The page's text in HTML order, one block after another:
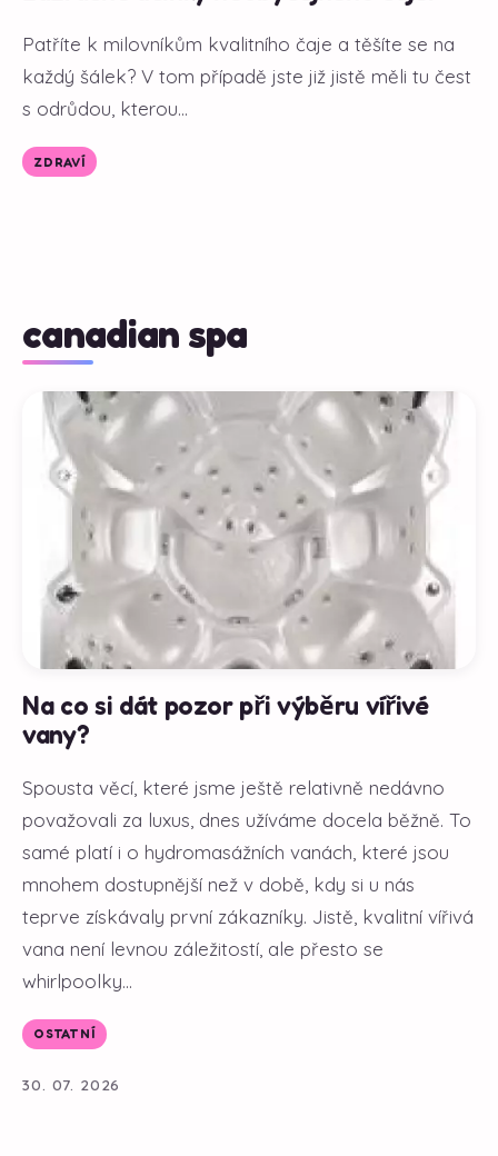
Patříte k milovníkům kvalitního čaje a těšíte se na
každý šálek? V tom případě jste již jistě měli tu čest
s odrůdou, kterou...
ZDRAVÍ
canadian spa
Na co si dát pozor při výběru vířivé
vany?
Spousta věcí, které jsme ještě relativně nedávno
považovali za luxus, dnes užíváme docela běžně. To
samé platí i o hydromasážních vanách, které jsou
mnohem dostupnější než v době, kdy si u nás
teprve získávaly první zákazníky. Jistě, kvalitní vířivá
vana není levnou záležitostí, ale přesto se
whirlpoolky...
OSTATNÍ
30. 07. 2026